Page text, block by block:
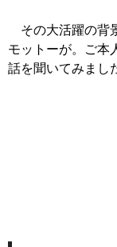
その大活躍の背
モットーが。ご本
話を聞いてみまし